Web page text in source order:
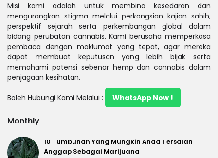
Misi kami adalah untuk membina kesedaran dan
mengurangkan stigma melalui perkongsian kajian sahih,
perspektif sejarah serta perkembangan global dalam
bidang perubatan cannabis. Kami berusaha memperkasa
pembaca dengan maklumat yang tepat, agar mereka
dapat membuat keputusan yang lebih bijak serta
memahami potensi sebenar hemp dan cannabis dalam
penjagaan kesihatan.
Boleh Hubungi Kami Melalui : WhatsApp Now !
Monthly
10 Tumbuhan Yang Mungkin Anda Tersalah
Anggap Sebagai Marijuana